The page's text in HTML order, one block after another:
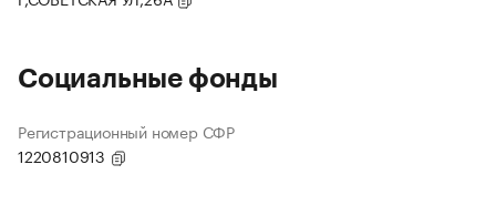
Социальные фонды
Регистрационный номер СФР
1220810913